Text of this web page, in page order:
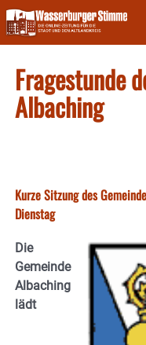
Skip
to
content
Fragestunde
Albaching
Kurze Sitzung des
Dienstag
Die
Gemeinde
Albaching
lädt